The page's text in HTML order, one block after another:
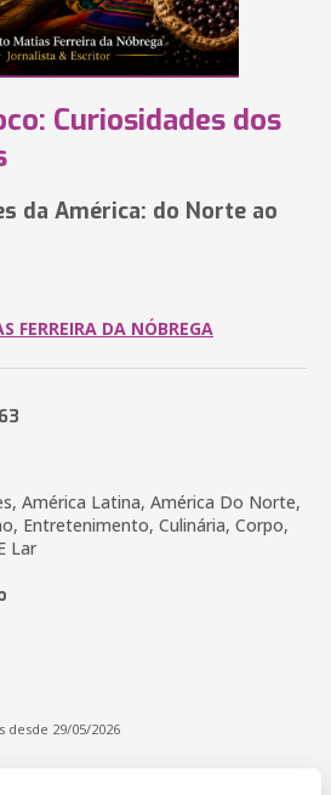
Curiosidades dos
da América: do Norte ao
FERREIRA DA NÓBREGA
América Latina, América Do Norte,
Entretenimento, Culinária, Corpo,
Lar
desde 29/05/2026